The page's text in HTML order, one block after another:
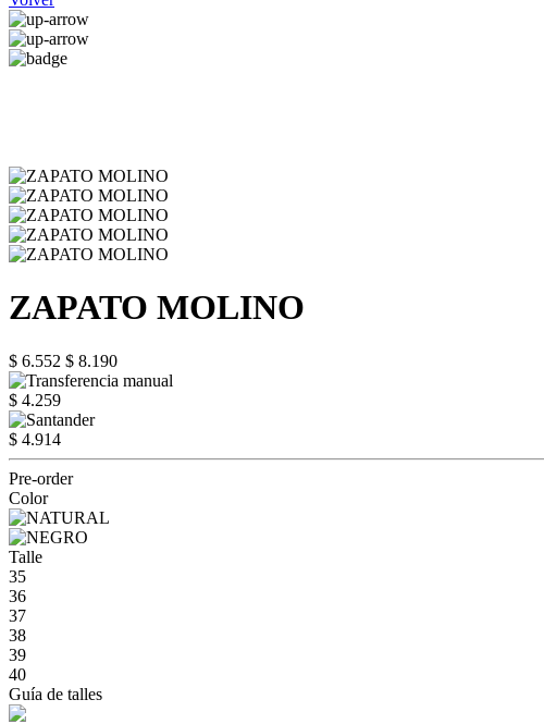
ZAPATO MOLINO
$ 6.552 $ 8.190
$ 4.259
$ 4.914
Pre-order
Color
Talle
35
36
37
38
39
40
Guía de talles